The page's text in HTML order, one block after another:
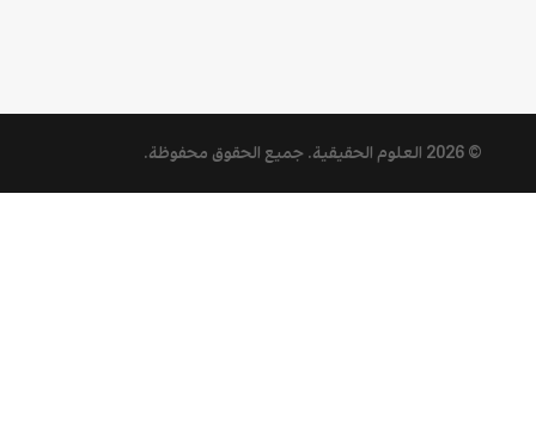
© 2026 العلوم الحقيقية. جميع الحقوق محفوظة.